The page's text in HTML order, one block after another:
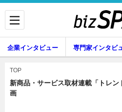
企業インタビュー 専門家インタビ
暮らし
TOP
新商品・サービス取材連載「トレ
画